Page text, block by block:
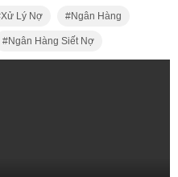
Xử Lý Nợ Ngân Hàng
Ngân Hàng Siết Nợ